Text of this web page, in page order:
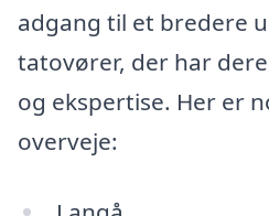
adgang til et bredere
tatovører, der har
og ekspertise. Her er
overveje: